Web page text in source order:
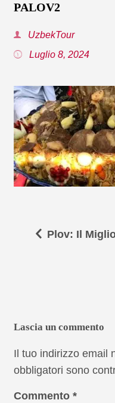
PALOV2
UzbekTour
Luglio 8, 2024
Plov: Il
Lascia un commento
Il tuo indirizzo email
obbligatori sono
Commento *